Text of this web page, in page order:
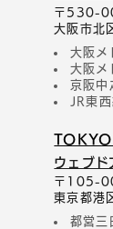
〒530-
大阪市北
大阪
大阪
京阪
JR東
TOKYO
ウェブド
〒105-
東京都港
都営